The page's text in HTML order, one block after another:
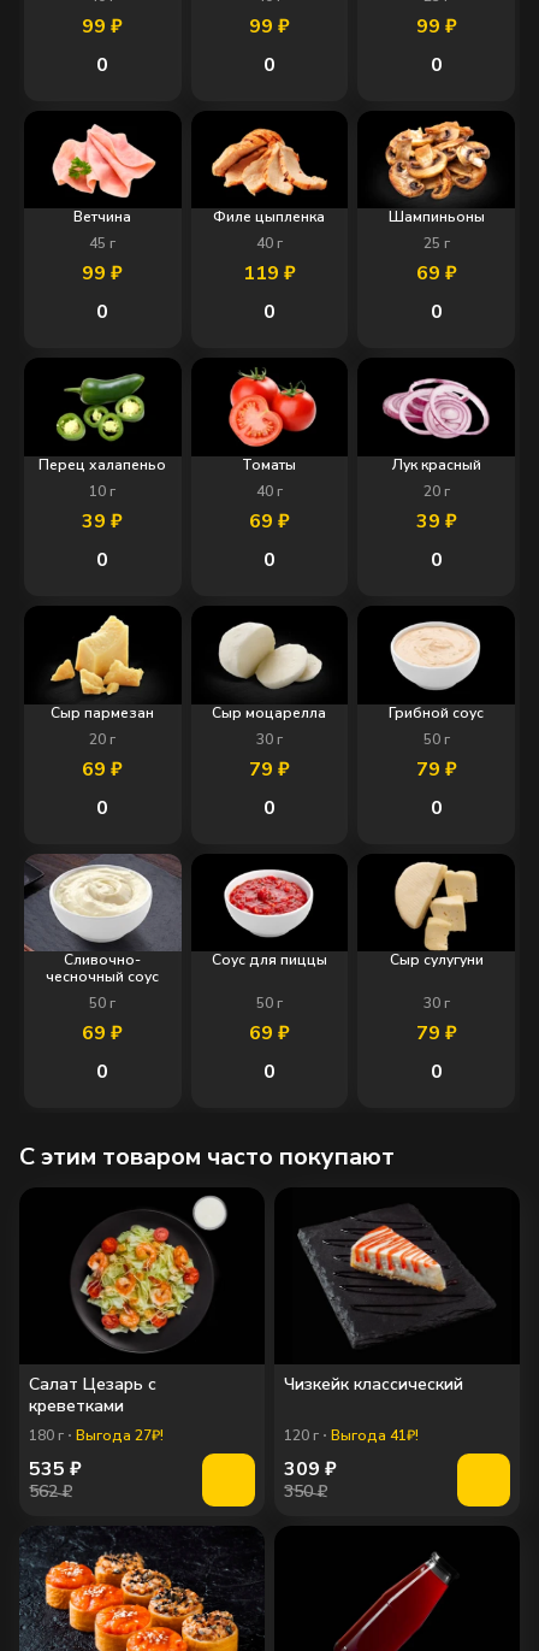
99₽
0
99 ₽
0
99 ₽
0
Ветчина
45 г
99₽
0
Филе цыпленка
40г
119 ₽
0
Шампиньоны
25 г
69 ₽
0
Перец халапеньо
10 г
39₽
0
Томаты
40г
69 ₽
0
Лук красный
20г
39 ₽
0
Сыр пармезан
20 г
69₽
0
Сыр моцарелла
30г
79 ₽
0
Грибной соус
50г
79 ₽
0
Сливочно-
чесночный соус
50 г
69₽
0
Соус для пиццы
50г
69 ₽
0
Сыр сулугуни
30г
79 ₽
0
C этим товаром часто покупают
Салат Цезарь с
креветками
180 г Выгода 27₽!
535 ₽
562 ₽
Чизкейк классический
120 г Выгода 41₽!
309 ₽
350 ₽